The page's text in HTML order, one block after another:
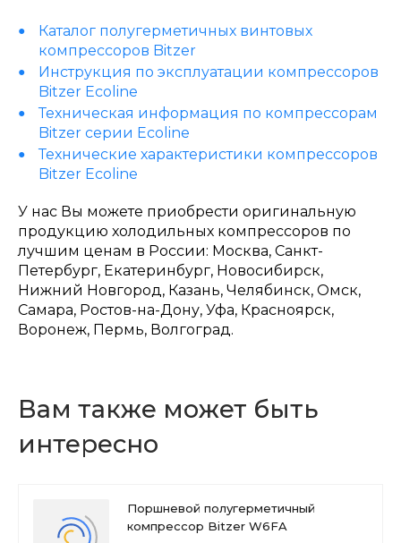
Каталог полугерметичных винтовых
компрессоров Bitzer
Инструкция по эксплуатации компрессоров
Bitzer Ecoline
Техническая информация по компрессорам
Bitzer серии Ecoline
Технические характеристики компрессоров
Bitzer Ecoline
У нас Вы можете приобрести оригинальную
продукцию холодильных компрессоров по
лучшим ценам в России: Москва, Санкт-
Петербург, Екатеринбург, Новосибирск,
Нижний Новгород, Казань, Челябинск, Омск,
Самара, Ростов-на-Дону, Уфа, Красноярск,
Воронеж, Пермь, Волгоград.
Вам также может быть
интересно
Поршневой полугерметичный
компрессор Bitzer W6FA